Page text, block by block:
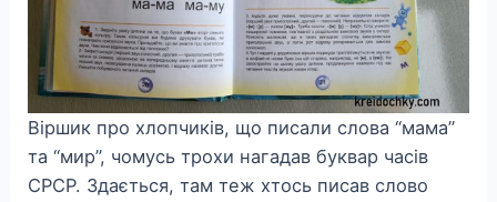
Віршик про хлопчиків, що писали слова “мама”
та “мир”, чомусь трохи нагадав буквар часів
СРСР. Здається, там теж хтось писав слово